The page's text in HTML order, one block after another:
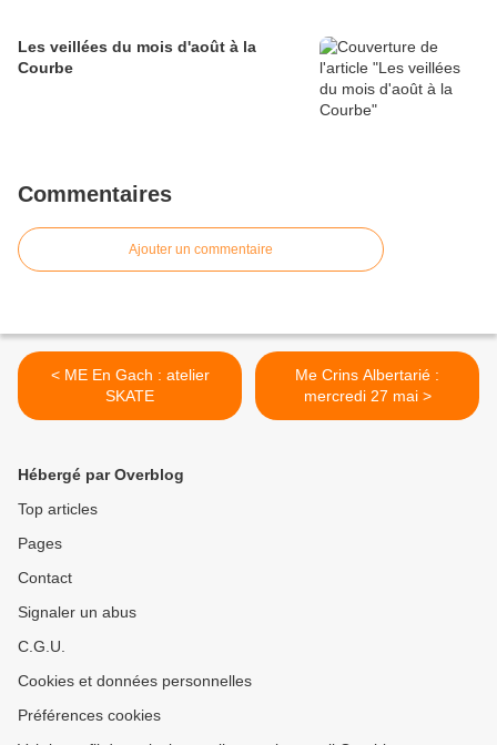
Les veillées du mois d'août à la
Courbe
Commentaires
Ajouter un commentaire
< ME En Gach : atelier
SKATE
Me Crins Albertarié :
mercredi 27 mai >
Hébergé par Overblog
Top articles
Pages
Contact
Signaler un abus
C.G.U.
Cookies et données personnelles
Préférences cookies